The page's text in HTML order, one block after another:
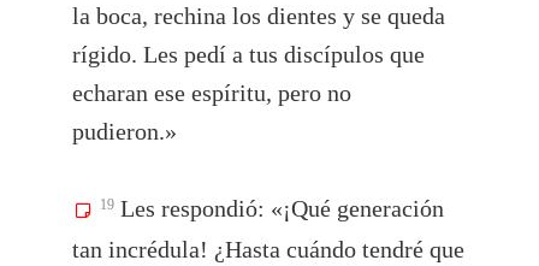
la boca, rechina los dientes y se queda
rígido. Les pedí a tus discípulos que
echaran ese espíritu, pero no
pudieron.»
19 Les respondió: «¡Qué generación
tan incrédula! ¿Hasta cuándo tendré que